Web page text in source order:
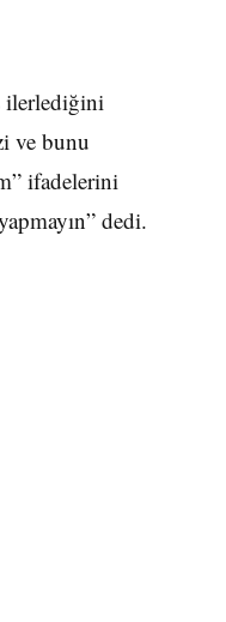
ilerlediğini
ve bunu
ifadelerini
dedi.